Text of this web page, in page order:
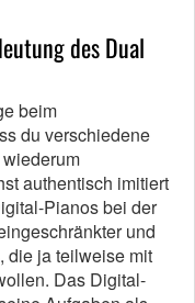
des Dual
beim
du verschiedene
authentisch imitiert
Pianos bei der
und
die ja teilweise mit
Das Digital-